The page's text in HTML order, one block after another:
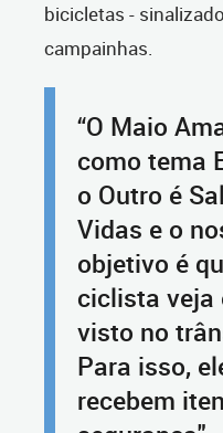
bicicletas -
campainhas.
“O Maio
como tema
o Outro é
Vidas e o
objetivo é
ciclista veja
visto no
Para isso,
recebem